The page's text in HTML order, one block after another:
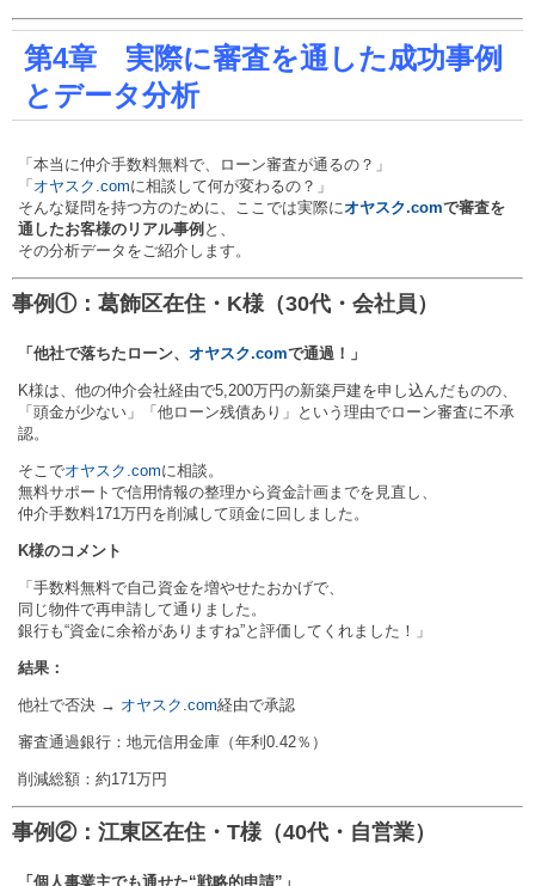
第4章 実際に審査を通した成功事例
とデータ分析
「本当に仲介手数料無料で、ローン審査が通るの？」
「オヤスク.comに相談して何が変わるの？」
そんな疑問を持つ方のために、ここでは実際にオヤスク.comで審査を
通したお客様のリアル事例 と、
その分析データをご紹介します。
事例①：葛飾区在住・K様（30代・会社員）
「他社で落ちたローン、 オヤスク.comで通過！」
K様は、他の仲介会社経由で5,200万円の新築戸建を申し込んだものの、
「頭金が少ない」「他ローン残債あり」という理由でローン審査に不承
認。
そこでオヤスク.comに相談。
無料サポートで信用情報の整理から資金計画までを見直し、
仲介手数料171万円を削減して頭金に回しました。
K様のコメント
「手数料無料で自己資金を増やせたおかげで、
同じ物件で再申請して通りました。
銀行も“資金に余裕がありますね”と評価してくれました！」
結果：
他社で否決 → オヤスク.com経由で承認
審査通過銀行：地元信用金庫（年利0.42％）
削減総額：約171万円
事例②：江東区在住・T様（40代・自営業）
「個人事業主でも通せた“戦略的申請”」